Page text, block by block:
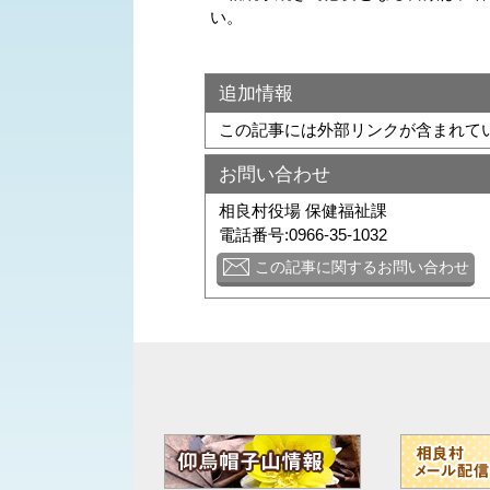
い。
追加情報
この記事には外部リンクが含まれて
お問い合わせ
相良村役場 保健福祉課
電話番号:0966-35-1032
この記事に関するお問い合わせ